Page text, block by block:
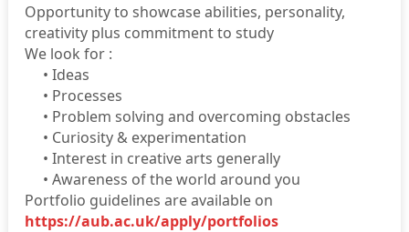
Opportunity to showcase abilities, personality,
creativity plus commitment to study
We look for :
• Ideas
• Processes
• Problem solving and overcoming obstacles
• Curiosity & experimentation
• Interest in creative arts generally
• Awareness of the world around you
Portfolio guidelines are available on
https://aub.ac.uk/apply/portfolios